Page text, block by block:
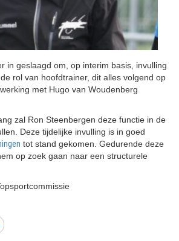
in geslaagd om, op interim basis, invulling
rol van hoofdtrainer, dit alles volgend op
met Hugo van Woudenberg
zal Ron Steenbergen deze functie in de
Deze tijdelijke invulling is in goed
tot stand gekomen. Gedurende deze
op zoek gaan naar een structurele